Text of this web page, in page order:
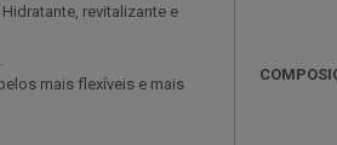
revitalizante e
mais flexíveis e mais